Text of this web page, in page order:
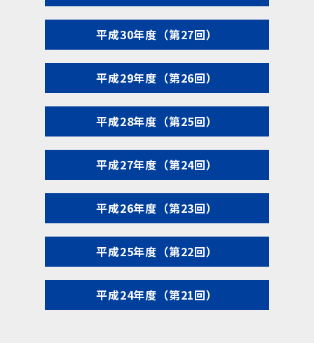
平成30年度（第27回）
平成29年度（第26回）
平成28年度（第25回）
平成27年度（第24回）
平成26年度（第23回）
平成25年度（第22回）
平成24年度（第21回）